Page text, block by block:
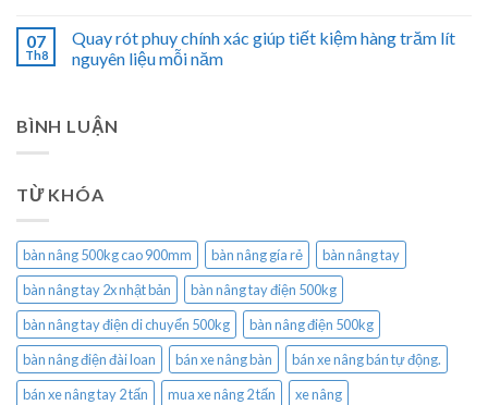
07
Th8
Quay rót phuy chính xác giúp tiết kiệm hàng trăm lít
nguyên liệu mỗi năm
BÌNH LUẬN
TỪ KHÓA
bàn nâng 500kg cao 900mm bàn nâng gía rẻ
bàn nâng tay
bàn nâng tay 2x nhật bản
bàn nâng tay điện 500kg
bàn nâng tay điện di chuyển 500kg
bàn nâng điện 500kg
bàn nâng điện đài loan
bán xe nâng bàn
bán xe nâng bán tự động.
bán xe nâng tay 2 tấn
mua xe nâng 2 tấn
xe nâng